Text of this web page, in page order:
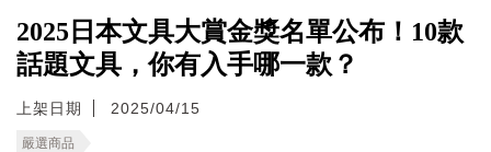
2025日本文具大賞金獎名單公布！10款
話題文具，你有入手哪一款？
上架日期 2025/04/15
嚴選商品